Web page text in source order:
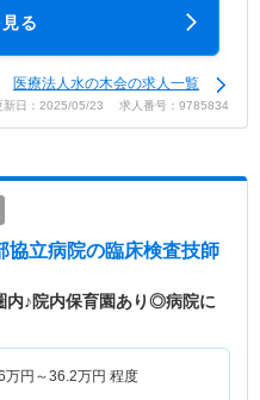
る
医療法人水の木会の求人一覧
新日：2025/05/23 求人番号：9785834
協立病院の臨床検査技師
内♪院内保育園あり◎病院に
万円～36.2万円 程度